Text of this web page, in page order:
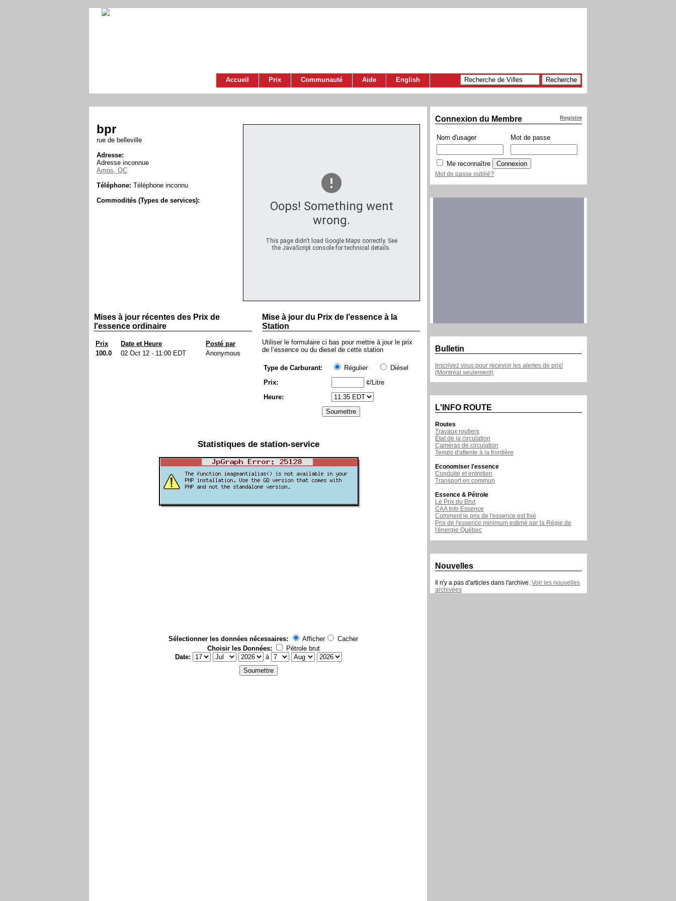
Accueil Prix Communauté Aide English
Oops! Something went
wrong.
This page didn't load Google Maps correctly. See
the JavaScript console for technical details.
bpr
rue de belleville
Adresse:
Adresse inconnue
Amos, QC
Téléphone: Téléphone inconnu
Commodités (Types de services):
Mises à jour récentes des Prix de
l'essence ordinaire
Prix Date et Heure
Posté par
100.0
02 Oct 12 - 11:00 EDT Anonymous
Mise à jour du Prix de l’essence à la
Station
Utiliser le formulaire ci bas pour mettre à jour le prix
de l’essence ou du diesel de cette station
Type de Carburant: Régulier
Diésel
Prix:
¢/Litre
Heure:
Statistiques de station-service
Sélectionner les données nécessaires: Afficher
Cacher
Choisir les Données:
Pétrole brut
Date:
à
Registre
Connexion du Membre
Nom d'usager Mot de passe
Me reconnaître
Mot de passe oublié?
Bulletin
Inscrivez vous pour recevoir les alertes de prix!
(Montréal seulement)
L'INFO ROUTE
Routes
Travaux routiers
État de la circulation
Caméras de circulation
Temps d'attente à la frontière
Economiser l'essence
Conduite et entretien
Transport en commun
Essence & Pétrole
Le Prix du Brut
CAA Info Essence
Comment le prix de l'essence est fixé
Prix de l'essence minimum estimé par la Régie de
l'énergie Québec
Nouvelles
Il n'y a pas d'articles dans l'archive. Voir les nouvelles
archivées